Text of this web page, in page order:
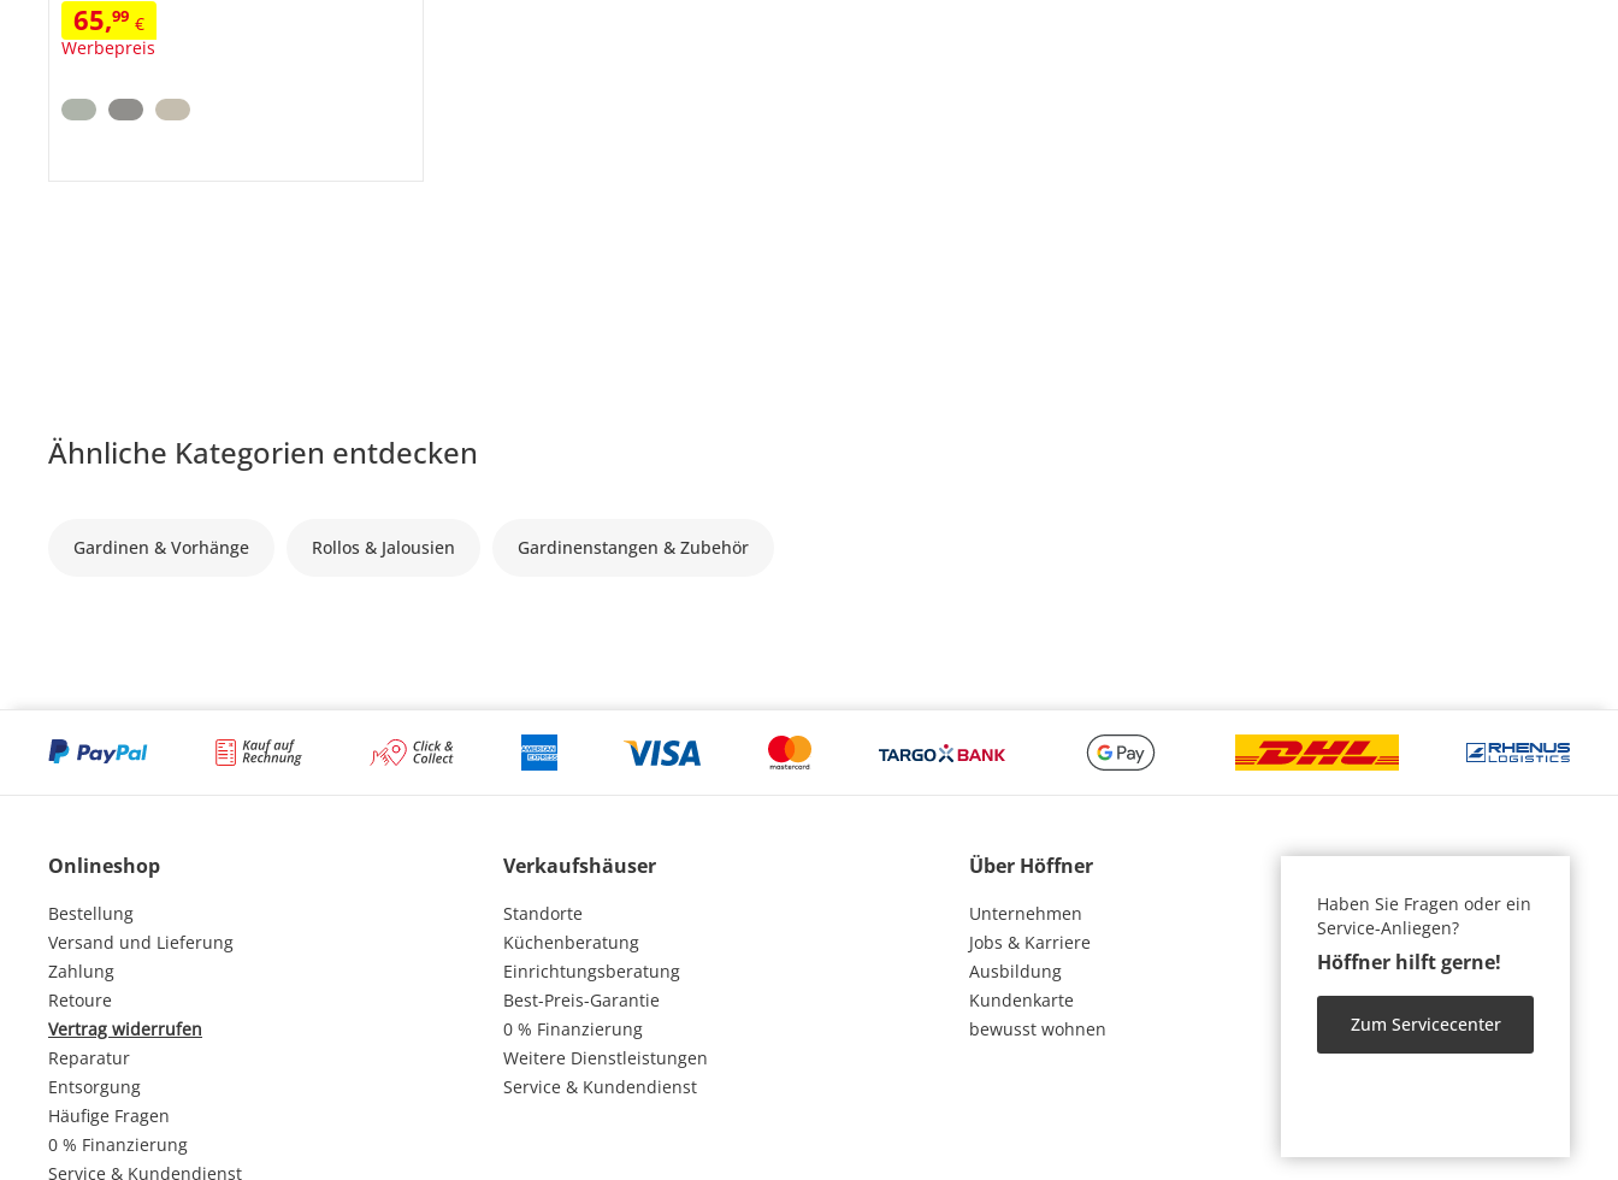
65,99 €
Werbepreis
Ähnliche Kategorien entdecken
Gardinen & Vorhänge Rollos & Jalousien Gardinenstangen & Zubehör
Onlineshop
Bestellung
Versand und Lieferung
Zahlung
Retoure
Vertrag widerrufen
Reparatur
Entsorgung
Häufige Fragen
0 % Finanzierung
Service & Kundendienst
Verkaufshäuser
Standorte
Küchenberatung
Einrichtungsberatung
Best-Preis-Garantie
0 % Finanzierung
Weitere Dienstleistungen
Service & Kundendienst
Über Höffner
Unternehmen
Jobs & Karriere
Ausbildung
Kundenkarte
bewusst wohnen
Haben Sie Fragen oder ein
Service-Anliegen?
Höffner hilft gerne!
Zum Servicecenter